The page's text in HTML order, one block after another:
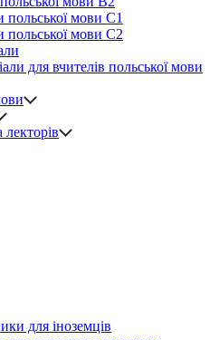
польської мови C1
польської мови C2
для вчителів польської мови
лекторів
для іноземців